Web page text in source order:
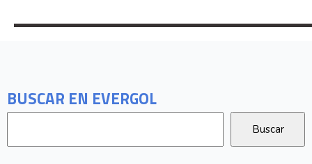
BUSCAR EN EVERGOL